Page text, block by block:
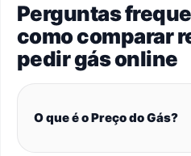
Perguntas
como comparar
pedir gás online
O que é o Preço do Gás?